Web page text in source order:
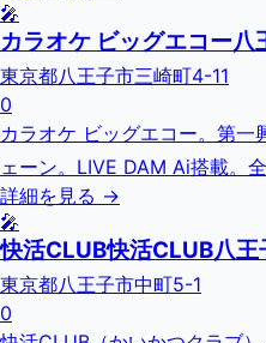
🎤
カラオケ ビッグエコー八
東京都八王子市三崎町4-11
0
カラオケ ビッグエコー。第一
ェーン。LIVE DAM Ai搭載。
詳細を見る →
🎤
快活CLUB快活CLUB八王
東京都八王子市中町5-1
0